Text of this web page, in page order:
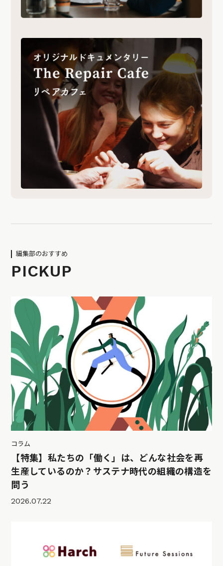
編集部のおすすめ
PICKUP
コラム
【特集】私たちの「働く」は、どんな社会を再
生産しているのか？サステナ時代の組織の構造を
問う
2026.07.22